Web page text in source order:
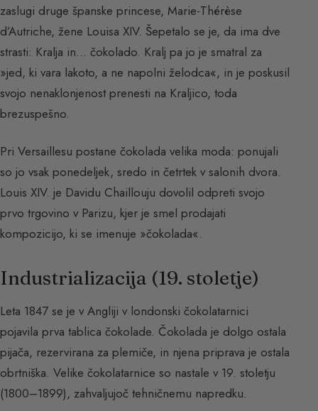
zaslugi druge španske princese, Marie-Thérèse
d’Autriche, žene Louisa XIV. Šepetalo se je, da ima dve
strasti: Kralja in… čokolado. Kralj pa jo je smatral za
»jed, ki vara lakoto, a ne napolni želodca«, in je poskusil
svojo nenaklonjenost prenesti na Kraljico, toda
brezuspešno.
Pri Versaillesu postane čokolada velika moda: ponujali
so jo vsak ponedeljek, sredo in četrtek v salonih dvora.
Louis XIV. je Davidu Chaillouju dovolil odpreti svojo
prvo trgovino v Parizu, kjer je smel prodajati
kompozicijo, ki se imenuje »čokolada«.
Industrializacija (19. stoletje)
Leta 1847 se je v Angliji v londonski čokolatarnici
pojavila prva tablica čokolade. Čokolada je dolgo ostala
pijača, rezervirana za plemiče, in njena priprava je ostala
obrtniška. Velike čokolatarnice so nastale v 19. stoletju
(1800–1899), zahvaljujoč tehničnemu napredku.